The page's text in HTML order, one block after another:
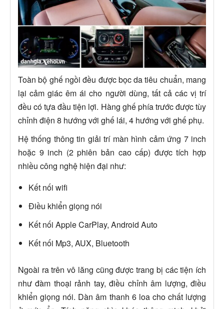
Toàn bộ ghế ngồi đều được bọc da tiêu chuẩn, mang
lại cảm giác êm ái cho người dùng, tất cả các vị trí
đều có tựa đầu tiện lợi. Hàng ghế phía trước được tùy
chỉnh điện 8 hướng với ghế lái, 4 hướng với ghế phụ.
Hệ thống thông tin giải trí màn hình cảm ứng 7 inch
hoặc 9 inch (2 phiên bản cao cấp) được tích hợp
nhiều công nghệ hiện đại như:
Kết nối wifi
Điều khiển giọng nói
Kết nối Apple CarPlay, Android Auto
Kết nối Mp3, AUX, Bluetooth
Ngoài ra trên vô lăng cũng được trang bị các tiện ích
như đàm thoại rảnh tay, điều chỉnh âm lượng, điều
khiển giọng nói. Dàn âm thanh 6 loa cho chất lượng